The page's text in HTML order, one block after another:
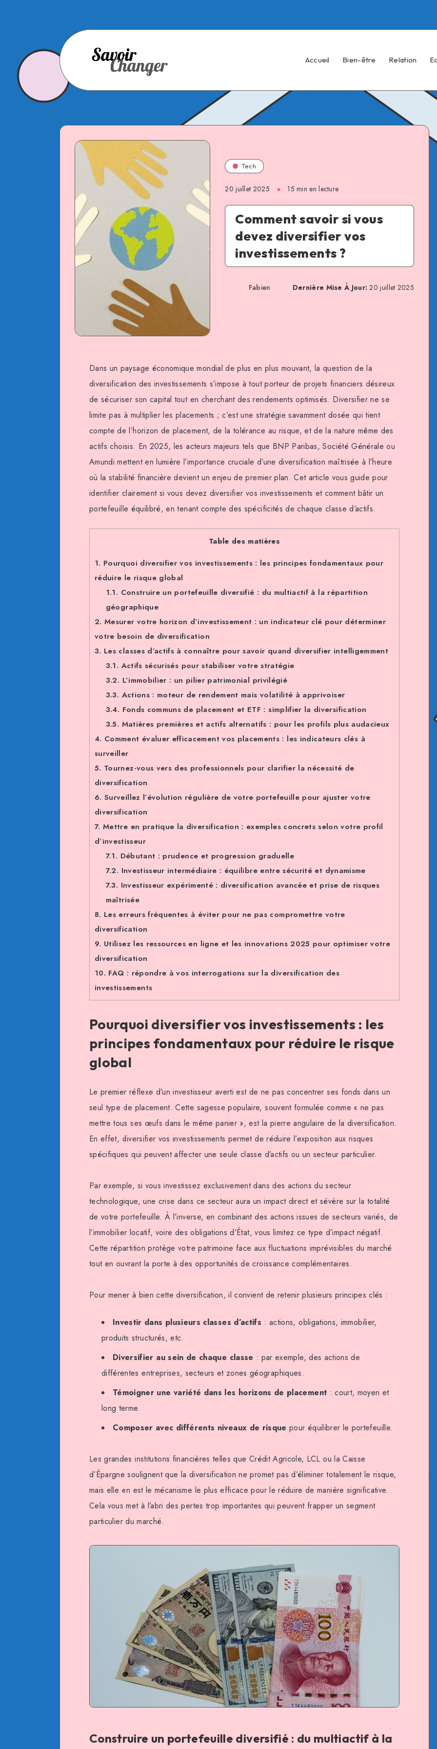
Accueil Bien-être Relation
Tech
20 juillet 2025 15 min en lecture
Comment savoir si vous
devez diversifier vos
investissements ?
Fabien Dernière Mise À Jour: 20 juillet 2025
Dans un paysage économique mondial de plus en plus mouvant, la question de la
diversification des investissements s’impose à tout porteur de projets financiers désireux
de sécuriser son capital tout en cherchant des rendements optimisés. Diversifier ne se
limite pas à multiplier les placements ; c’est une stratégie savamment dosée qui tient
compte de l’horizon de placement, de la tolérance au risque, et de la nature même des
actifs choisis. En 2025, les acteurs majeurs tels que BNP Paribas, Société Générale ou
Amundi mettent en lumière l’importance cruciale d’une diversification maîtrisée à l’heure
où la stabilité financière devient un enjeu de premier plan. Cet article vous guide pour
identifier clairement si vous devez diversifier vos investissements et comment bâtir un
portefeuille équilibré, en tenant compte des spécificités de chaque classe d’actifs.
Table des matières
1. Pourquoi diversifier vos investissements : les principes fondamentaux pour
réduire le risque global
1.1. Construire un portefeuille diversifié : du multiactif à la répartition
géographique
2. Mesurer votre horizon d’investissement : un indicateur clé pour déterminer
votre besoin de diversification
3. Les classes d’actifs à connaître pour savoir quand diversifier intelligemment
3.1. Actifs sécurisés pour stabiliser votre stratégie
3.2. L’immobilier : un pilier patrimonial privilégié
3.3. Actions : moteur de rendement mais volatilité à apprivoiser
3.4. Fonds communs de placement et ETF : simplifier la diversification
3.5. Matières premières et actifs alternatifs : pour les profils plus audacieux
4. Comment évaluer efficacement vos placements : les indicateurs clés à
surveiller
5. Tournez-vous vers des professionnels pour clarifier la nécessité de
diversification
6. Surveillez l’évolution régulière de votre portefeuille pour ajuster votre
diversification
7. Mettre en pratique la diversification : exemples concrets selon votre profil
d’investisseur
7.1. Débutant : prudence et progression graduelle
7.2. Investisseur intermédiaire : équilibre entre sécurité et dynamisme
7.3. Investisseur expérimenté : diversification avancée et prise de risques
maîtrisée
8. Les erreurs fréquentes à éviter pour ne pas compromettre votre
diversification
9. Utilisez les ressources en ligne et les innovations 2025 pour optimiser votre
diversification
10. FAQ : répondre à vos interrogations sur la diversification des
investissements
Pourquoi diversifier vos investissements : les
principes fondamentaux pour réduire le risque
global
Le premier réflexe d’un investisseur averti est de ne pas concentrer ses fonds dans un
seul type de placement. Cette sagesse populaire, souvent formulée comme « ne pas
mettre tous ses œufs dans le même panier », est la pierre angulaire de la diversification.
En effet, diversifier vos investissements permet de réduire l’exposition aux risques
spécifiques qui peuvent affecter une seule classe d’actifs ou un secteur particulier.
Par exemple, si vous investissez exclusivement dans des actions du secteur
technologique, une crise dans ce secteur aura un impact direct et sévère sur la totalité
de votre portefeuille. À l’inverse, en combinant des actions issues de secteurs variés, de
l’immobilier locatif, voire des obligations d’État, vous limitez ce type d’impact négatif.
Cette répartition protège votre patrimoine face aux fluctuations imprévisibles du marché
tout en ouvrant la porte à des opportunités de croissance complémentaires.
Pour mener à bien cette diversification, il convient de retenir plusieurs principes clés :
Investir dans plusieurs classes d’actifs : actions, obligations, immobilier,
produits structurés, etc.
Diversifier au sein de chaque classe : par exemple, des actions de
différentes entreprises, secteurs et zones géographiques.
Témoigner une variété dans les horizons de placement : court, moyen et
long terme.
Composer avec différents niveaux de risque pour équilibrer le portefeuille.
Les grandes institutions financières telles que Crédit Agricole, LCL ou la Caisse
d’Épargne soulignent que la diversification ne promet pas d’éliminer totalement le risque,
mais elle en est le mécanisme le plus efficace pour le réduire de manière significative.
Cela vous met à l’abri des pertes trop importantes qui peuvent frapper un segment
particulier du marché.
Construire un portefeuille diversifié : du multiactif à la